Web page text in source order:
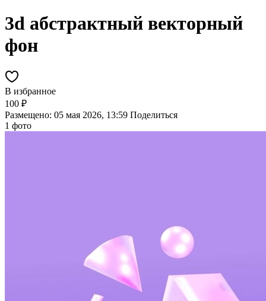
3d абстрактный векторный
фон
В избранное
100 ₽
Размещено: 05 мая 2026, 13:59 Поделиться
1 фото